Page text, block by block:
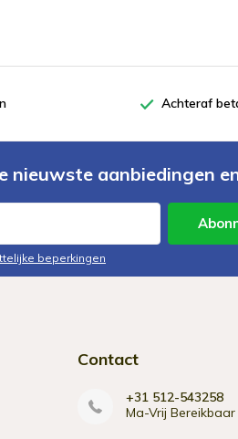
Achteraf
nieuwste aanbiedingen
beperkingen
Contact
+31 512-543258
Ma-Vrij